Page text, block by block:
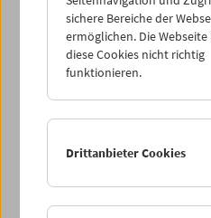
Paul Wenninger
Filme und Carte Blanche
sichere Bereiche der
ermöglichen. Die
diese Cookies nicht richtig
funktionieren.
Drittanbieter Cookies